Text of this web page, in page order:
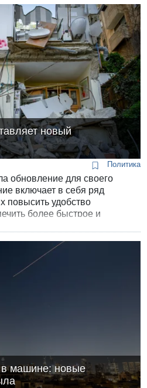
новый
Политика
обновление для своего
включает в себя ряд
повысить удобство
более быстрое и
в машине: новые